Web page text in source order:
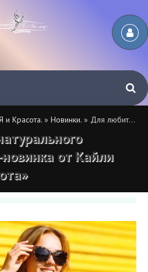
и Красота. » Новинки. » Для любителей натурального макияжа: бьюти-новинка от Кайли Дженнер - «Красота»
от Кайли